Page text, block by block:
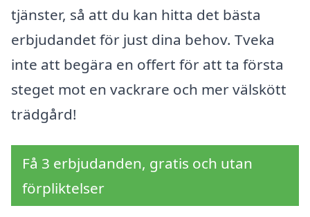
tjänster, så att du kan hitta det bästa
erbjudandet för just dina behov. Tveka
inte att begära en offert för att ta första
steget mot en vackrare och mer välskött
trädgård!
Få 3 erbjudanden, gratis och utan
förpliktelser